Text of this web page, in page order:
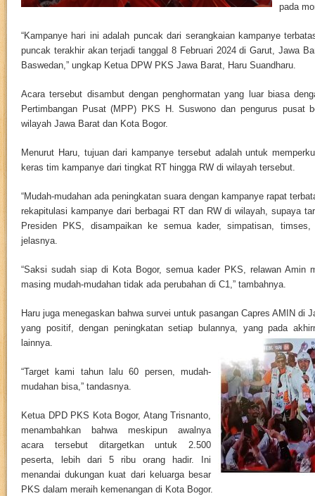
pada
“Kampanye hari ini adalah puncak dari serangkaian kampanye
puncak terakhir akan terjadi tanggal 8 Februari 2024 di Garut, Jawa
Baswedan,” ungkap Ketua DPW PKS Jawa Barat, Haru Suandharu.
Acara tersebut disambut dengan penghormatan yang luar biasa
Pertimbangan Pusat (MPP) PKS H. Suswono dan pengurus pusat
wilayah Jawa Barat dan Kota Bogor.
Menurut Haru, tujuan dari kampanye tersebut adalah untuk
keras tim kampanye dari tingkat RT hingga RW di wilayah tersebut.
“Mudah-mudahan ada peningkatan suara dengan kampanye rapat
rekapitulasi kampanye dari berbagai RT dan RW di wilayah, supaya
Presiden PKS, disampaikan ke semua kader, simpatisan, timses,
jelasnya.
“Saksi sudah siap di Kota Bogor, semua kader PKS, relawan Amin
masing mudah-mudahan tidak ada perubahan di C1,” tambahnya.
Haru juga menegaskan bahwa survei untuk pasangan Capres AMIN di
yang positif, dengan peningkatan setiap bulannya, yang pada
lainnya.
“Target kami tahun lalu 60 persen, mudah-
mudahan bisa,” tandasnya.
Ketua DPD PKS Kota Bogor, Atang Trisnanto,
menambahkan bahwa meskipun awalnya
acara tersebut ditargetkan untuk 2.500
peserta, lebih dari 5 ribu orang hadir. Ini
menandai dukungan kuat dari keluarga besar
PKS dalam meraih kemenangan di Kota Bogor.